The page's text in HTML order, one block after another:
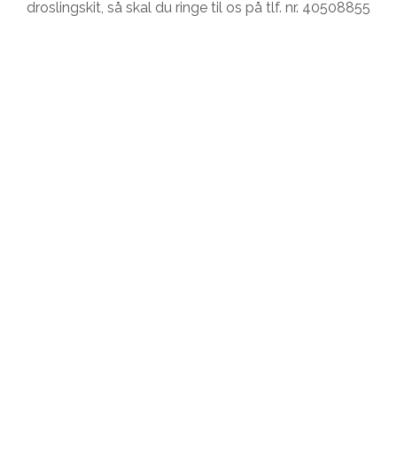
droslingskit, så skal du ringe til os på tlf. nr. 40508855